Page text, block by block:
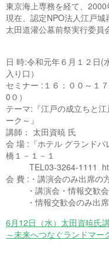
東京海上専務を経て、
現在、認定NPO法人江戸
太田道灌公墓前祭実行委員
日 時:令和元年６月１２日(
入り口）
セミナー :１６：００～１
0０）
テーマ:『江戸の成立ちと
ーク～』
講師： 太田資暁 氏
会 場 :『ホテル グランド
橋１－１－１
TEL03-3264-1111
会 費 :・講演会のみ出席の
・講演会・情報交歓会
・情報交歓会のみ出席
6月12日（水）太田資暁氏
～未来へつなぐランドマー